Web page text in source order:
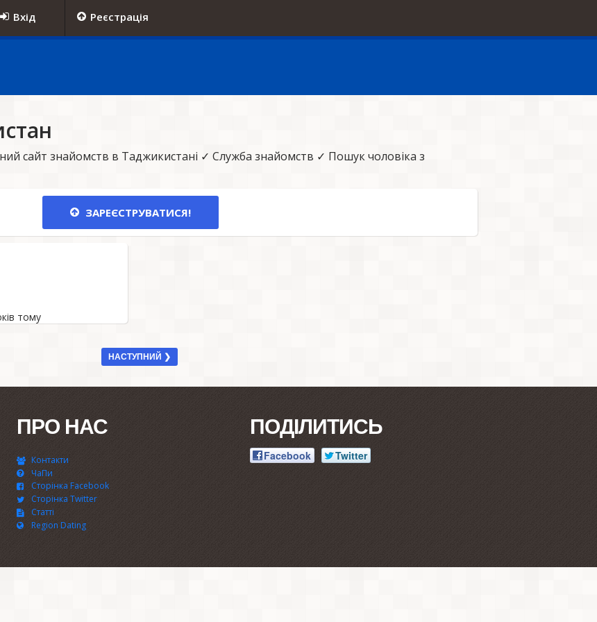
Вхід Реєстрація
сайт знайомств в Таджикистані ✓ Служба знайомств ✓ Пошук чоловіка з
ЗАРЕЄСТРУВАТИСЯ!
тому
НАСТУПНИЙ ❯
ПРО НАС
Контакти
ЧаПи
Сторінка Facebook
Сторінка Twitter
Статті
Region Dating
ПОДІЛИТИСЬ
Facebook Twitter